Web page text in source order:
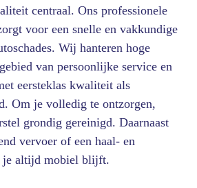
centraal. Ons professionele
voor een snelle en vakkundige
Wij hanteren hoge
van persoonlijke service en
eersteklas kwaliteit als
Om je volledig te ontzorgen,
grondig gereinigd. Daarnaast
vervoer of een haal- en
je altijd mobiel blijft.